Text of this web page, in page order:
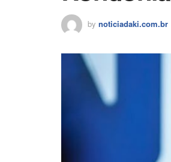
by noticiadaki.com.br